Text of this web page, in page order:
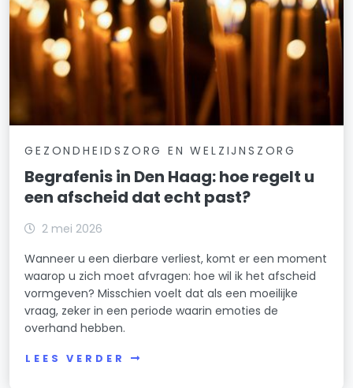
GEZONDHEIDSZORG EN WELZIJNSZORG
Begrafenis in Den Haag: hoe regelt u
een afscheid dat echt past?
2 mei 2026
Wanneer u een dierbare verliest, komt er een moment
waarop u zich moet afvragen: hoe wil ik het afscheid
vormgeven? Misschien voelt dat als een moeilijke
vraag, zeker in een periode waarin emoties de
overhand hebben.
LEES VERDER